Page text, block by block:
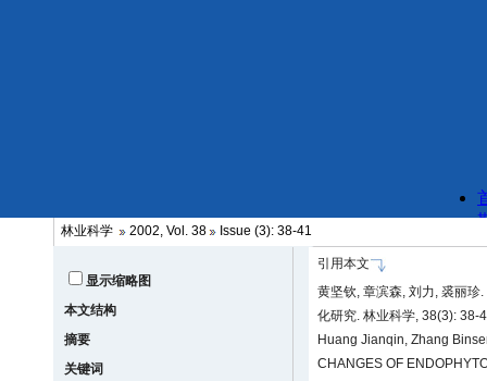
林业科学 2002, Vol. 38 Issue (3): 38-41
显示缩略图
本文结构
摘要
关键词
引用本文
黄坚钦, 章滨森, 刘力, 裘丽
化研究. 林业科学, 38(3): 38-
Huang Jianqin, Zhang
CHANGES OF